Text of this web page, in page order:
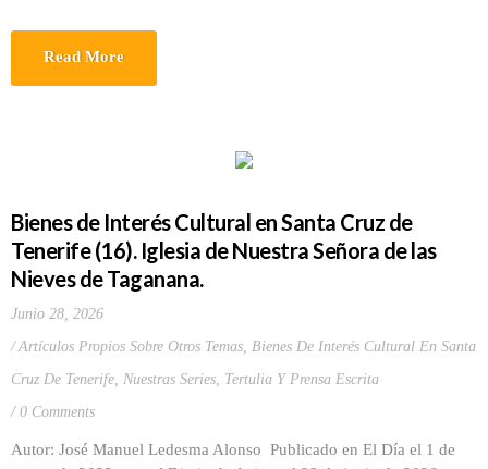
Read More
Bienes de Interés Cultural en Santa Cruz de
Tenerife (16). Iglesia de Nuestra Señora de las
Nieves de Taganana.
Junio 28, 2026
Artículos Propios Sobre Otros Temas, Bienes De Interés Cultural En Santa
Cruz De Tenerife, Nuestras Series, Tertulia Y Prensa Escrita
0 Comments
Autor: José Manuel Ledesma Alonso Publicado en El Día el 1 de